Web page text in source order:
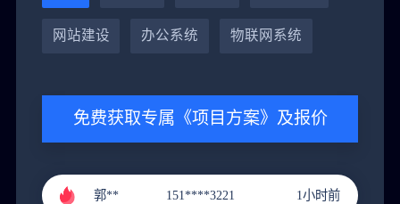
网站建设 办公系统 物联网系统
免费获取专属《项目方案》及报价
张** 136****4686 3小时前
郭** 151****3221 1小时前